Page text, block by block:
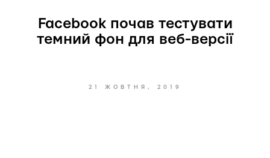
Facebook почав тестувати
темний фон для веб-версії
21 ЖОВТНЯ, 2019